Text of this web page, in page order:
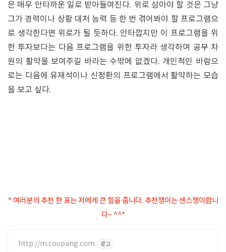
은 매우 안타까운 일로 받아들여진다. 위로 삼아야 할 것은 그냥
그가 경력이나 상황 대처 능력 등 한 번 겪어봐야 할 프로그램으
로 생각한다면 위로가 될 듯하다. 안타깝지만 이 프로그램을 위
한 투자보다는 다음 프로그램을 위한 투자라 생각하며 공부 차
원의 활약을 보여주길 바라는 수밖에 없겠다. 개인적인 바람으
로는 다음에 유재석이나 신정환의 프로그램에서 활약하는 모습
을 보고 싶다.
* 여러분의 추천 한 표는 저에게 큰 힘을 줍니다. 추천쟁이는 센스쟁이랍니
다~ ^^*
http://m.coupang.com 광고